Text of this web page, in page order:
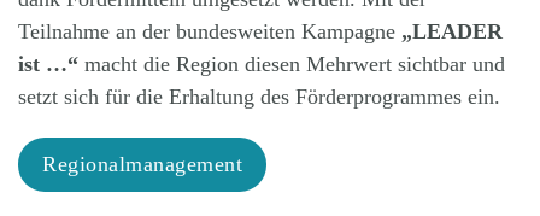
Teilnahme an der bundesweiten Kampagne „LEADER
ist …“ macht die Region diesen Mehrwert sichtbar und
setzt sich für die Erhaltung des Förderprogrammes ein.
Regionalmanagement